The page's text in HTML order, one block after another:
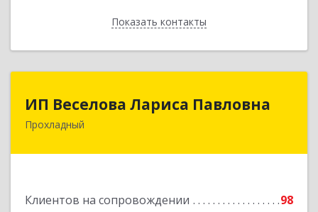
Показать контакты
Назад
ИП Веселова Лариса Павловна
Прохладный
Клиентов на сопровождении 98